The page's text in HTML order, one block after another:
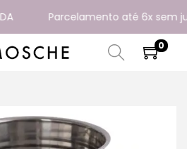
Parcelamento até 6x sem
0